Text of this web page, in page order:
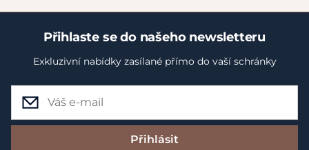
Přihlaste se do našeho newsletteru
Exkluzivní nabídky zasílané přímo do vaší schránky
Přihlásit